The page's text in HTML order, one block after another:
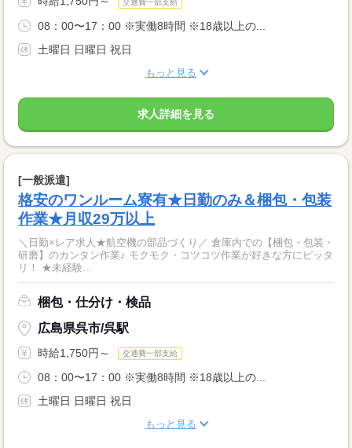
08：00〜17：00 ※実働8時間 ※18歳以上の...
土曜日 日曜日 祝日
もっと見る
求人詳細を見る
[一般派遣]
格安のワンルーム寮有★日勤のみ＆梱包・包装
作業★月収29万以上
＼日勤×レア求人★航空機の部品づくり／ 倉庫内での【梱包・包装・
研磨】のカンタン作業♪ モクモク・コツコツ作業が好きな方にピッタ
リ！ ★未経験...
梱包・仕分け・検品
広島県呉市/呉駅
時給1,750円～ 交通費一部支給
08：00〜17：00 ※実働8時間 ※18歳以上の...
土曜日 日曜日 祝日
もっと見る